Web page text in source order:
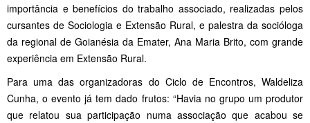
importância e benefícios do trabalho associado, realizadas pelos
cursantes de Sociologia e Extensão Rural, e palestra da socióloga
da regional de Goianésia da Emater, Ana Maria Brito, com grande
experiência em Extensão Rural.
Para uma das organizadoras do Ciclo de Encontros, Waldeliza
Cunha, o evento já tem dado frutos: “Havia no grupo um produtor
que relatou sua participação numa associação que acabou se